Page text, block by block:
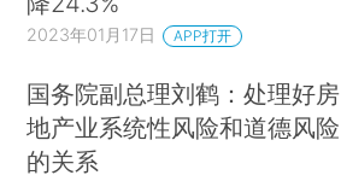
2023年01月17日 APP打开
国务院副总理刘鹤：处理好房
地产业系统性风险和道德风险
的关系